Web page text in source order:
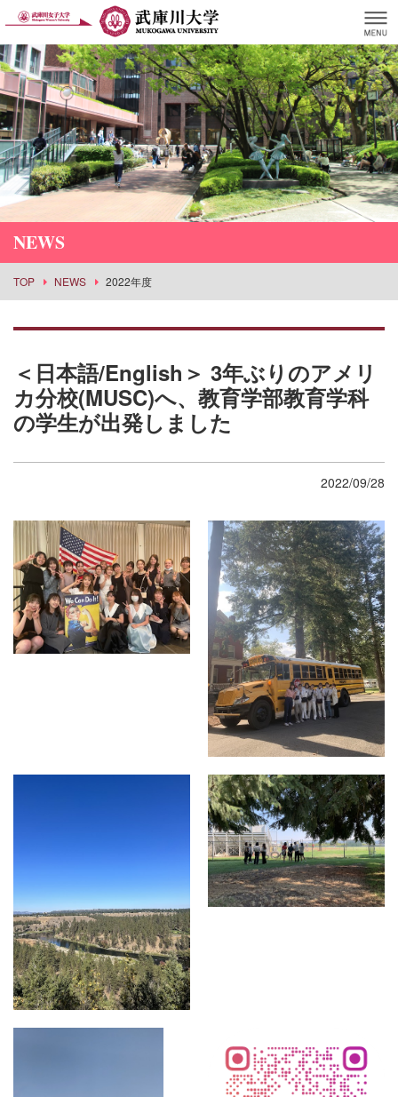
NEWS
TOP NEWS 2022年度
＜日本語/English＞ 3年ぶりのアメリ
カ分校(MUSC)へ、教育学部教育学科
の学生が出発しました
2022/09/28